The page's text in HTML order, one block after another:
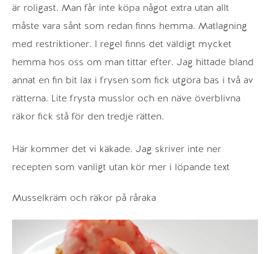
är roligast. Man får inte köpa något extra utan allt
måste vara sånt som redan finns hemma. Matlagning
med restriktioner. I regel finns det väldigt mycket
hemma hos oss om man tittar efter. Jag hittade bland
annat en fin bit lax i frysen som fick utgöra bas i två av
rätterna. Lite frysta musslor och en näve överblivna
räkor fick stå för den tredje rätten.
Här kommer det vi käkade. Jag skriver inte ner
recepten som vanligt utan kör mer i löpande text
Musselkräm och räkor på råraka